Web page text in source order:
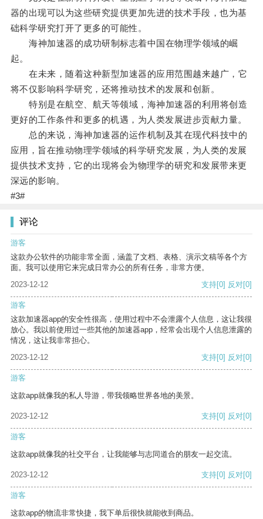
器的出现可以为这些研究提供更加先进的技术手段，也为基
础科学研究打开了更多的可能性。
海神加速器的成功研制标志着中国在物理学领域的崛
起。
在未来，随着这种新型加速器的应用范围越来越广，它
将不仅影响科学研究，还将推动技术的发展和创新。
特别是在航空、航天等领域，海神加速器的利用将创造
更好的工作条件和更多的机遇，为人类发展进步贡献力量。
总的来说，海神加速器的运作机制及其在现代科技中的
应用，旨在推动物理学领域的科学研究发展，为人类的发展
提供技术支持，它的出现将会为物理学的研究和发展带来更
深远的影响。
#3#
评论
游客
这款办公软件的功能非常全面，涵盖了文档、表格、演示文稿等各个方
面。我可以使用它来完成日常办公的所有任务，非常方便。
2023-12-12
支持[0] 反对[0]
游客
这款加速器app的安全性很高，使用过程中不会泄露个人信息，这让我很
放心。我以前使用过一些其他的加速器app，经常会出现个人信息泄露的
情况，这让我非常担心。
2023-12-12
支持[0] 反对[0]
游客
这款app就像我的私人导游，带我领略世界各地的美景。
2023-12-12 支持[0] 反对[0]
游客
这款app就像我的社交平台，让我能够与志同道合的朋友一起交流。
2023-12-12 支持[0] 反对[0]
游客
这款app的物流非常快捷，我下单后很快就能收到商品。